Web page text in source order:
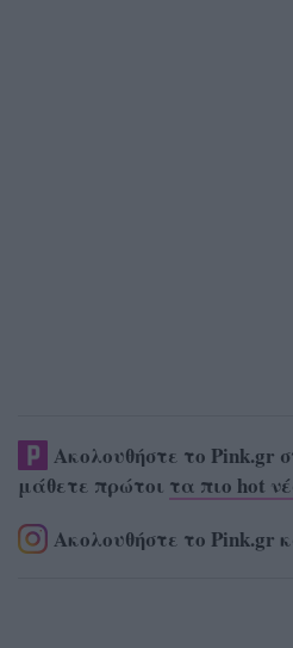
Ακολουθήστε το Pink.gr
μάθετε πρώτοι τα πιο hot
Ακολουθήστε το Pink.gr